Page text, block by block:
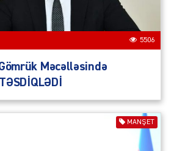
5506
Məcəlləsində
MANŞET